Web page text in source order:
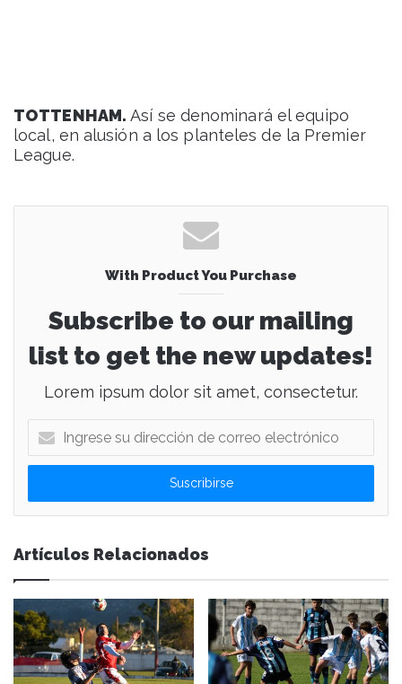
TOTTENHAM. Así se denominará el equipo
local, en alusión a los planteles de la Premier
League.
With Product You Purchase
Subscribe to our mailing
list to get the new updates!
Lorem ipsum dolor sit amet, consectetur.
g
e
s
u
d
i
r
e
c
Artículos Relacionados